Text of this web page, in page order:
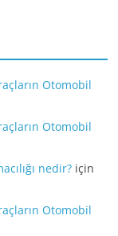
Otomobil
Otomobil
nedir? için
Otomobil